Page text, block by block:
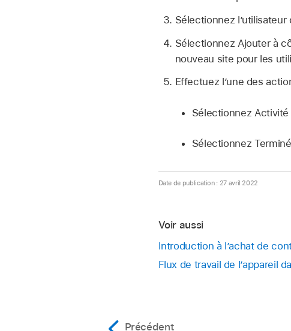
Sélectionnez l’utilisateur
Sélectionnez Ajouter à
nouveau site pour les
Effectuez l’une des
Sélectionnez
Sélectionnez
Date de publication : 27 avril 2022
Voir aussi
Introduction à l’achat de
Flux de travail de l’appareil
Précédent